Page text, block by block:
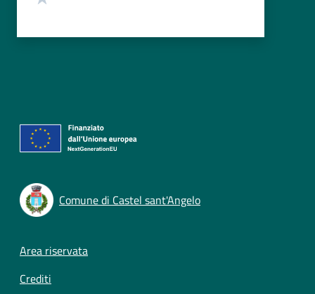
Comune di Castel sant'Angelo
Footer menu
Area riservata
Crediti